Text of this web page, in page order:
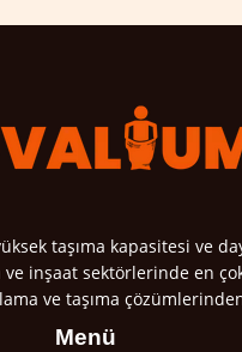
taşıma kapasitesi ve
ve inşaat sektörlerinde en
ve taşıma
Menü